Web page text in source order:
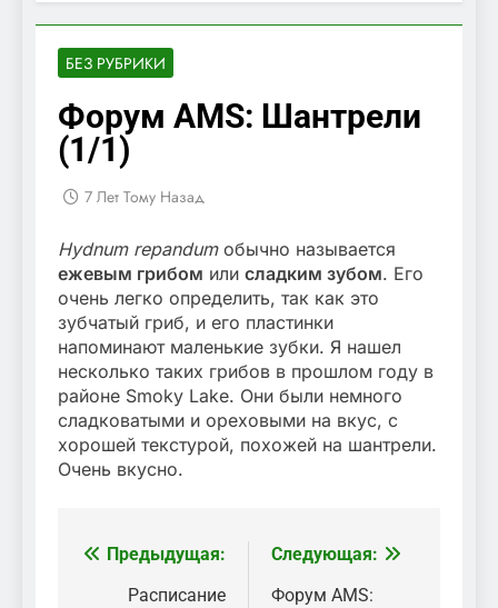
БЕЗ РУБРИКИ
Форум AMS: Шантрели
(1/1)
7 Лет Тому Назад
Hydnum repandumобычно называется
ежевым грибом или сладким зубом. Его
очень легко определить, так как это
зубчатый гриб, и его пластинки
напоминают маленькие зубки. Я нашел
несколько таких грибов в прошлом году в
районе Smoky Lake. Они были немного
сладковатыми и ореховыми на вкус, с
хорошей текстурой, похожей на шантрели.
Очень вкусно.
Навигация
Предыдущая:
Расписание
Следующая:
Форум AMS: